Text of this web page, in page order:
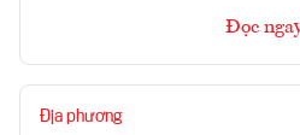
Đọc
Địa phương